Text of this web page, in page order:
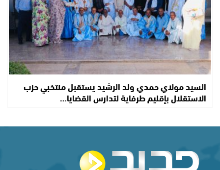
السيد مولاي حمدي ولد الرشيد يستقبل منتخبي حزب
الاستقلال بإقليم طرفاية لتدارس القضايا…